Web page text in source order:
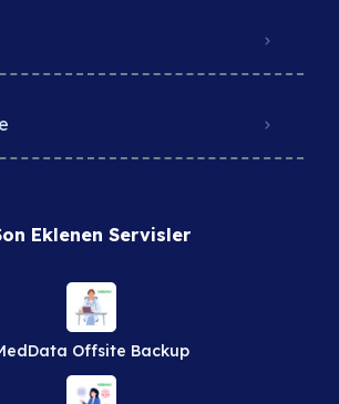
Eklenen Servisler
Offsite Backup